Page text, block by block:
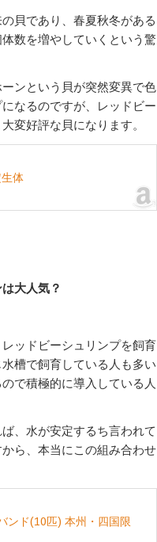
貝であり、春夏秋冬がある
数を増やしていくという驚
ンという貝が突然変異で色
なるのですが、レッドビー
変好評な貝になります。
体
大人気？
ッドビーシュリンプを飼育
槽で飼育している人も多い
で積極的に導入している人
、水が安定するち言われて
ら、本当にこの組み合わせ
ンド(10匹) 本州・四国限